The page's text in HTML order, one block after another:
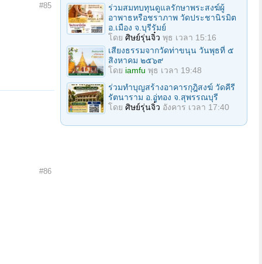
#85
#86
ร่วมสมทบทุนดูแลรักษาพระสงฆ์ผู้
อาพาธหรือชราภาพ วัดประชานิรมิต
อ.เมือง จ.บุรีรัมย์
โดย ศิษย์รุ่นจิ๋ว พุธ เวลา 15:16
เสียงธรรมจากวัดท่าขนุน วันพุธที่ ๕
สิงหาคม ๒๕๖๙
โดย iamfu พุธ เวลา 19:48
ร่วมทำบุญสร้างอาคารกุฎิสงฆ์ วัดคีรี
รัตนาราม อ.อู่ทอง จ.สุพรรณบุรี
โดย ศิษย์รุ่นจิ๋ว อังคาร เวลา 17:40